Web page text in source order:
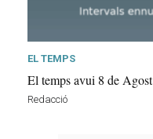
EL TEMPS
El temps avui 8 de
Redacció